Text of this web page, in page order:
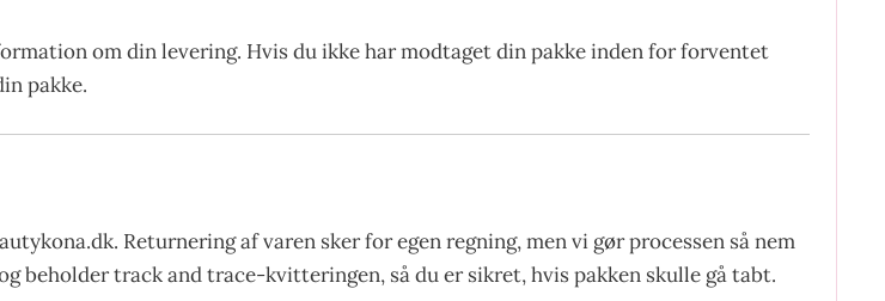
om din levering. Hvis du ikke har modtaget din pakke inden for forventet
pakke.
Returnering af varen sker for egen regning, men vi gør processen så nem
beholder track and trace-kvitteringen, så du er sikret, hvis pakken skulle gå tabt.